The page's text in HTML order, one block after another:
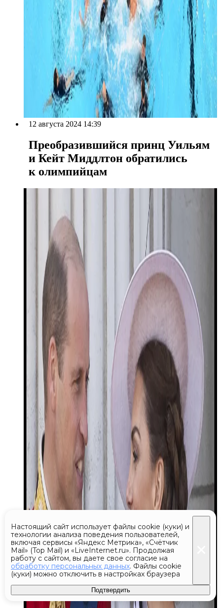
12 августа 2024 14:39
Преобразившийся принц Уильям
и Кейт Миддлтон обратились
к олимпийцам
Настоящий сайт использует файлы cookie (куки) и
технологии анализа поведения пользователей,
включая сервисы «Яндекс Метрика», «Счётчик
Mail» (Top Mail) и «LiveInternet.ru». Продолжая
работу с сайтом, вы даете свое согласие на
обработку персональных данных. Файлы cookie
(куки) можно отключить в настройках браузера
Подтвердить